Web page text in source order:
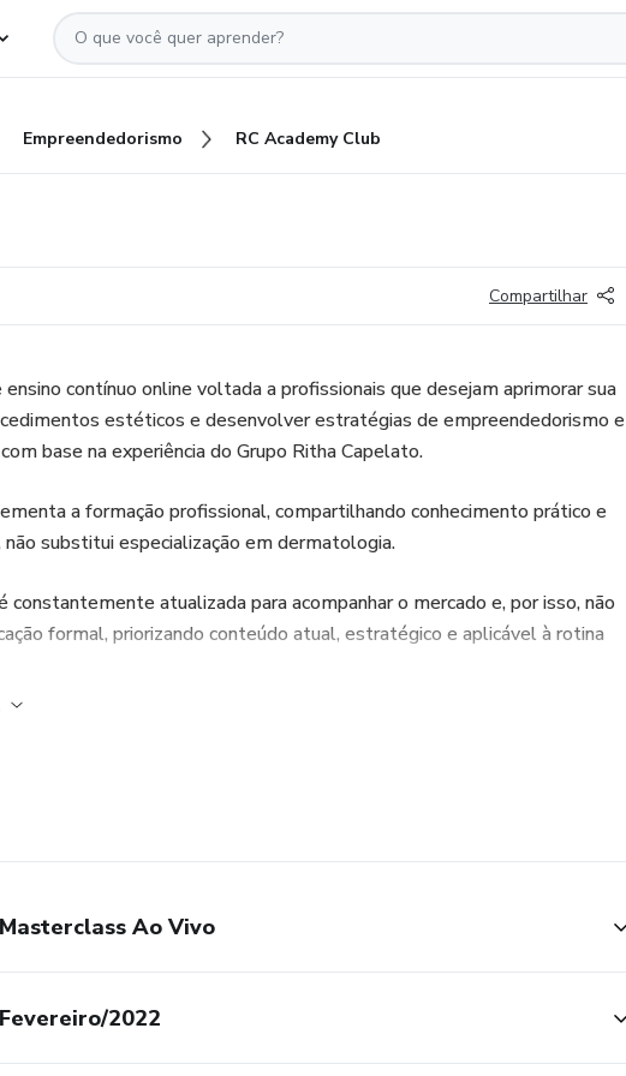
Empreendedorismo RC Academy Club
Compartilhar
contínuo online voltada a profissionais que desejam aprimorar sua
estéticos e desenvolver estratégias de empreendedorismo e
base na experiência do Grupo Ritha Capelato.
a formação profissional, compartilhando conhecimento prático e
não substitui especialização em dermatologia.
atualizada para acompanhar o mercado e, por isso, não
formal, priorizando conteúdo atual, estratégico e aplicável à rotina
Ao Vivo
2022